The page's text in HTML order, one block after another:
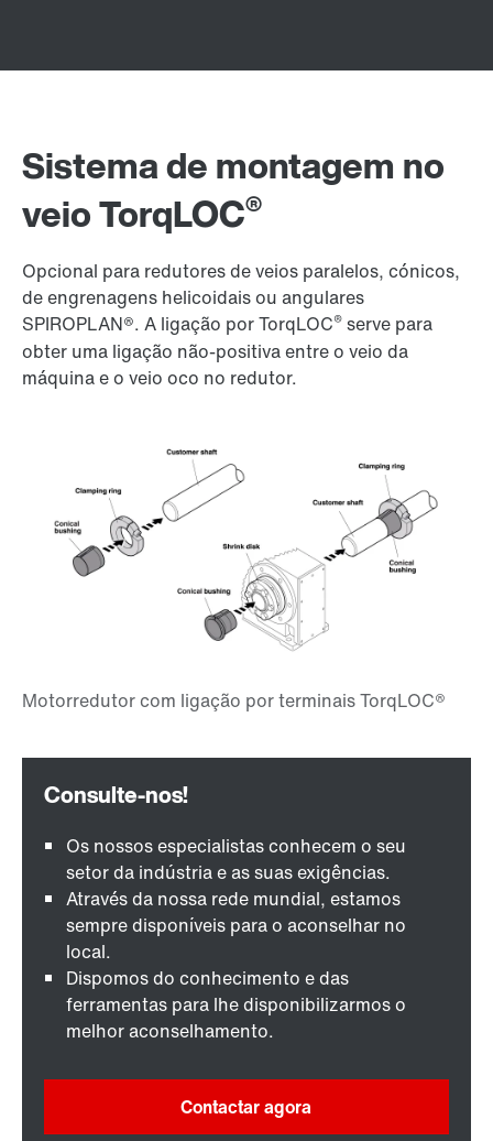
Sistema de montagem no
veio TorqLOC®
Opcional para redutores de veios paralelos, cónicos,
de engrenagens helicoidais ou angulares
SPIROPLAN®. A ligação por TorqLOC® serve para
obter uma ligação não-positiva entre o veio da
máquina e o veio oco no redutor.
Os nossos especialistas conhecem o seu
setor da indústria e as suas exigências.
Através da nossa rede mundial, estamos
sempre disponíveis para o aconselhar no
local.
Dispomos do conhecimento e das
ferramentas para lhe disponibilizarmos o
melhor aconselhamento.
Contactar agora